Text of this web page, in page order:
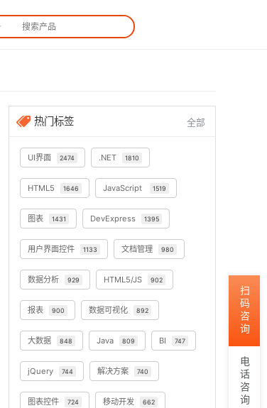
热门标签 全部
UI界面 2474 .NET 1810
HTML5 1646 JavaScript 1519
图表 1431 DevExpress 1395
用户界面控件 1133 文档管理 980
数据分析 929 HTML5/JS 902
报表 900 数据可视化 892
大数据 848 Java 809 BI 747
jQuery 744 解决方案 740
图表控件 724 移动开发 662
扫码咨询
电话咨询